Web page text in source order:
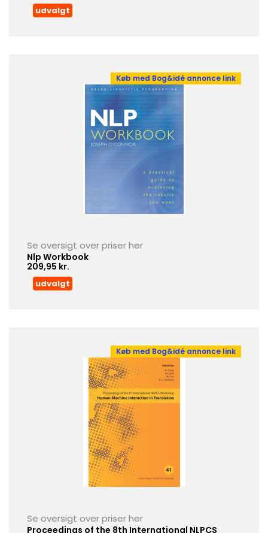
udvalgt
Køb med Bog&idé annonce link
Se oversigt over priser her
Nlp Workbook
209,95 kr.
udvalgt
Køb med Bog&idé annonce link
Se oversigt over priser her
Proceedings of the 8th International NLPCS